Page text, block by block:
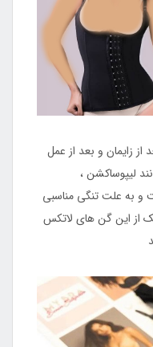
زایمان و بعد از عمل
لیپوساکشن ،
و به علت تنگی مناسبی
از این گن های لاتکس